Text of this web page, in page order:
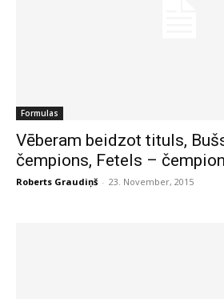
Formulas
Vēberam beidzot tituls,
čempions, Fetels –
Roberts Graudiņš - 23. November, 2015